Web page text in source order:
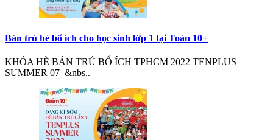
Bán trú hè bổ ích cho học sinh lớp 1 tại Toán 10+
KHÓA HÈ BÁN TRÚ BỔ ÍCH TPHCM 2022 TENPLUS
SUMMER 07–&nbs..